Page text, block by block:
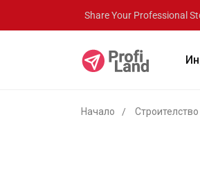
Share Your Professional
Начало Строителство